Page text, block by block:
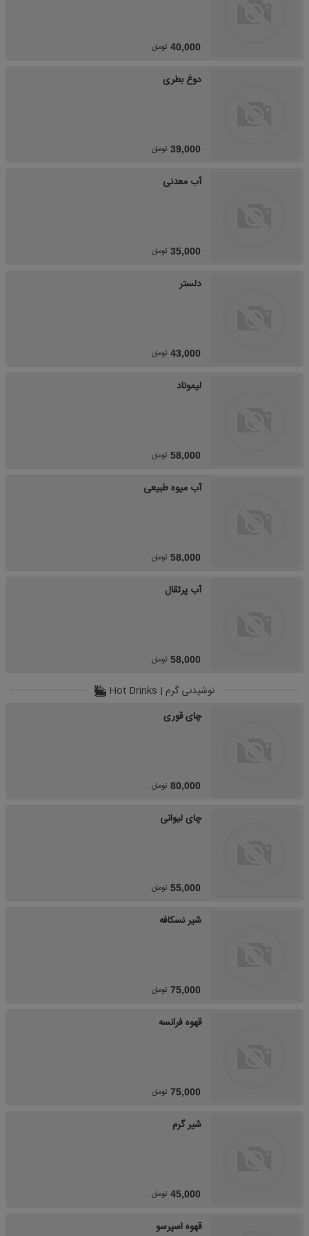
40,000 تومان
دوغ بطری
39,000 تومان
آب معدنی
35,000 تومان
دلستر
43,000 تومان
لیموناد
58,000 تومان
آب میوه طبیعی
58,000 تومان
آب پرتقال
58,000 تومان
نوشیدنی گرم | Hot Drinks
چای قوری
80,000 تومان
چای لیوانی
55,000 تومان
شیر نسکافه
75,000 تومان
قهوه فرانسه
75,000 تومان
شیر گرم
45,000 تومان
قهوه اسپرسو